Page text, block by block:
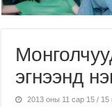
эгнээнд
2013 оны 11 сар 15 / 15